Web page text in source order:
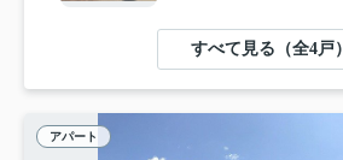
すべて見る（全4戸）
アパート